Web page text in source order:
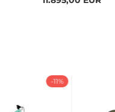
-11%